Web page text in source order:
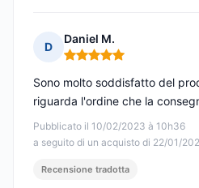
D
Daniel M.
Nota: 5 su 5
Pubblicato il 10/02/2023 à 10h36
a seguito di un acquisto di 22/01/
Sono molto soddisfatto del
riguarda l'ordine che la
Recensione tradotta